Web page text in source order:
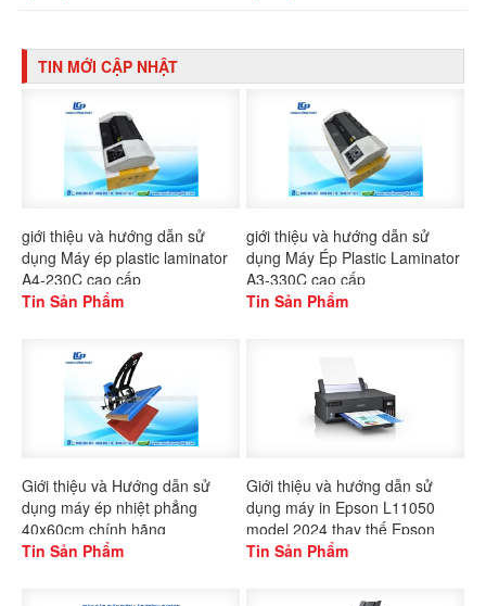
TIN MỚI CẬP NHẬT
giới thiệu và hướng dẫn sử
dụng Máy ép plastic laminator
A4-230C cao cấp
Tin Sản Phẩm
giới thiệu và hướng dẫn sử
dụng Máy Ép Plastic Laminator
A3-330C cao cấp
Tin Sản Phẩm
Giới thiệu và Hướng dẫn sử
dụng máy ép nhiệt phẳng
40x60cm chính hãng
Gaoshang
Tin Sản Phẩm
Giới thiệu và hướng dẫn sử
dụng máy in Epson L11050
model 2024 thay thế Epson
L1300
Tin Sản Phẩm